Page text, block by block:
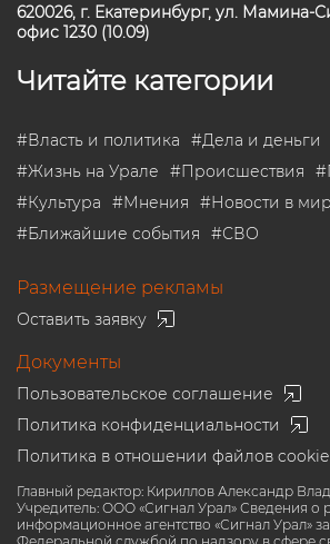
620026, г. Екатеринбург, ул. Мамина-
офис 1230 (10.09)
Читайте категории
#Власть и политика #Дела и деньги
#Жизнь на Урале #Происшествия #
#Культура #Мнения #Новости в
#Ближайшие события #СВО
Размещение рекламы
Оставить заявку
Документы
Пользовательское соглашение
Политика конфиденциальности
Политика в отношении файлов cookie
Главный редактор: Кириллов Александр
Учредитель: ООО «Сигнал Урал» Сведения о
информационное агентство «Сигнал Урал»